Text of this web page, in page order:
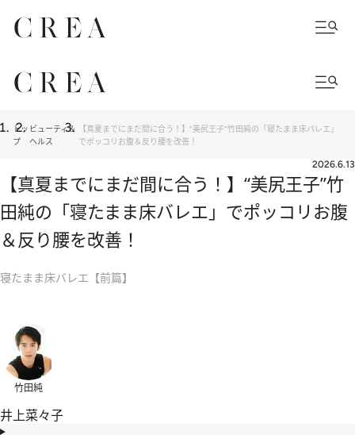
トッ
プ
ビューティ＆
ヘルス
【真夏までにまだ間に合う！】“美尻王子”竹田純の「寝たまま床バレエ」
でポッコリお腹＆反り腰を改善！
2026.6.13
【真夏までにまだ間に合う！】“美尻王子”竹
田純の「寝たまま床バレエ」でポッコリお腹
＆反り腰を改善！
寝たまま床バレエ【前篇】
竹田純
井上菜々子